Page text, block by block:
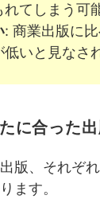
てしまう可
: 商業出版に
いと見なさ
に合った
版、それぞ
ます。